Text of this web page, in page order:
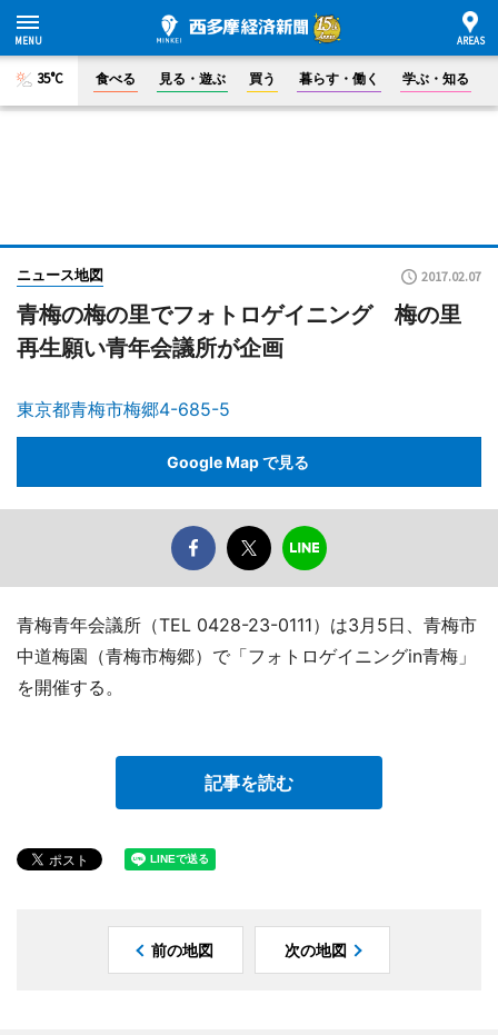
35°C 食べる 見る・遊ぶ 買う 暮らす・働く 学ぶ・知る
ニュース地図 2017.02.07
青梅の梅の里でフォトロゲイニング 梅の里
再生願い青年会議所が企画
東京都青梅市梅郷4-685-5
Google Map で見る
青梅青年会議所（TEL 0428-23-0111）は3月5日、青梅市
中道梅園（青梅市梅郷）で「フォトロゲイニングin青梅」
を開催する。
記事を読む
前の地図 次の地図